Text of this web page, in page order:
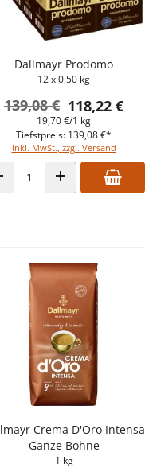
Dallmayr Prodomo
12 x 0,50 kg
118,22 €
139,08 €
19,70 €/1 kg
inkl. MwSt., zzgl. Versand
Tiefstpreis: 139,08 €*
VERRINGERN
ANZAHL ERHÖHEN
Crema D'Oro Intensa
Ganze Bohne
1 kg